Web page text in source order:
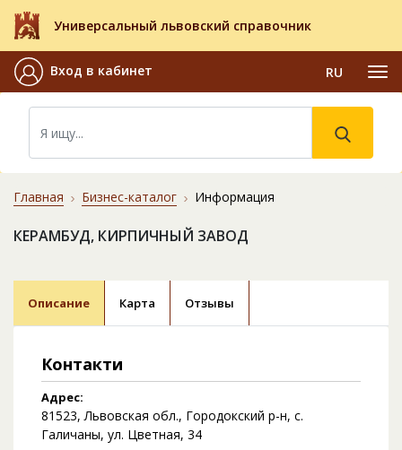
Универсальный львовский справочник
Вход в кабинет RU
Главная Бизнес-каталог Информация
КЕРАМБУД, КИРПИЧНЫЙ ЗАВОД
Описание Карта Отзывы
Контакти
Адрес:
81523, Львовская обл., Городокский р-н, с.
Галичаны, ул. Цветная, 34